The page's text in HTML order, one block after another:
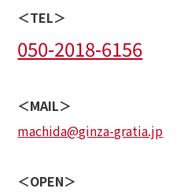
＜TEL＞
050-2018-6156
＜MAIL＞
machida@ginza-gratia.jp
＜OPEN＞